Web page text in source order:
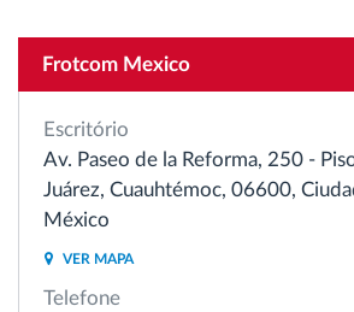
Controlo de acesso
Gestão de Combustível
Frotcom Mexico
Escritório
Av. Paseo de la Reforma, 250 -
Juárez, Cuauhtémoc, 06600,
México
VER MAPA
Telefone